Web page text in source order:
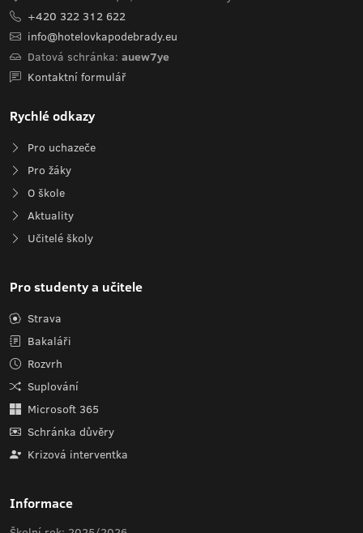
+420 322 312 622
info@hotelovkapodebrady.eu
Datová schránka: auew7ye
Kontaktní formulář
Rychlé odkazy
Pro uchazeče
Pro žáky
O škole
Aktuality
Učitelé školy
Pro studenty a učitele
Strava
Bakaláři
Rozvrh
Suplování
Microsoft 365
Schránka důvěry
Krizová interventka
Informace